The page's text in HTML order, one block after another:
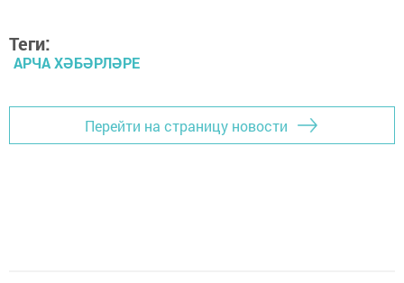
Теги:
АРЧА ХӘБӘРЛӘРЕ
Перейти на страницу новости